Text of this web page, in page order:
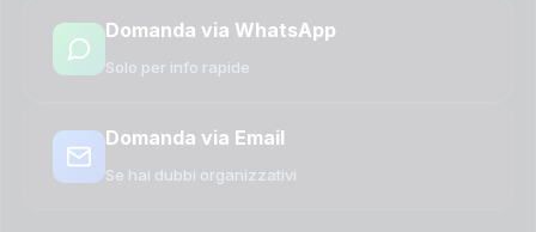
Domanda via WhatsApp
Solo per info rapide
Domanda via Email
Se hai dubbi organizzativi